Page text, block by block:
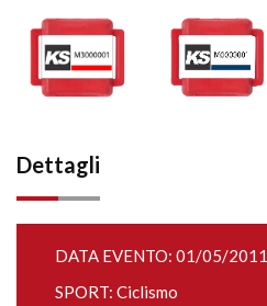
Dettagli
DATA EVENTO: 01/05/2011
SPORT: Ciclismo